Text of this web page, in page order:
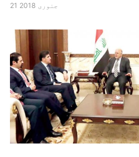
21 جنوری 2018